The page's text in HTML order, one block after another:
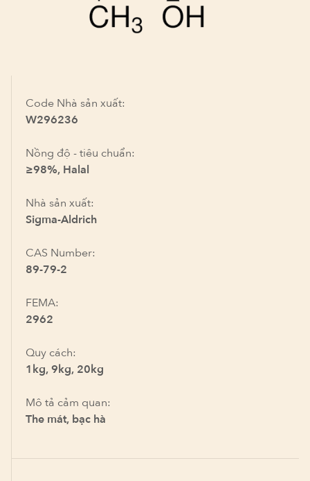
Code Nhà sản xuất:
W296236
Nồng độ - tiêu chuẩn:
≥98%, Halal
Nhà sản xuất:
Sigma-Aldrich
CAS Number:
89-79-2
FEMA:
2962
Quy cách:
1kg, 9kg, 20kg
Mô tả cảm quan:
The mát, bạc hà